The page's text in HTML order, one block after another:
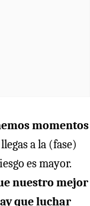
momentos
a la (fase)
es mayor.
nuestro mejor
que luchar